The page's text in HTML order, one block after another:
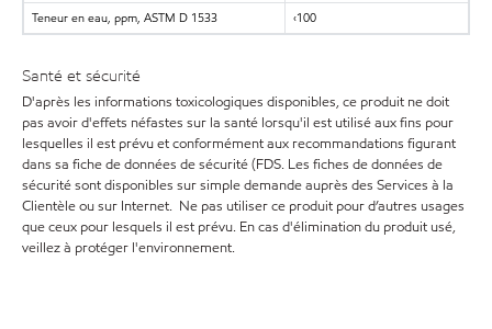
Teneur en eau, ppm, ASTM D 1533 ‹100
Santé et sécurité
D'après les informations toxicologiques disponibles, ce produit ne doit
pas avoir d'effets néfastes sur la santé lorsqu'il est utilisé aux fins pour
lesquelles il est prévu et conformément aux recommandations figurant
dans sa fiche de données de sécurité (FDS. Les fiches de données de
sécurité sont disponibles sur simple demande auprès des Services à la
Clientèle ou sur Internet. Ne pas utiliser ce produit pour d’autres usages
que ceux pour lesquels il est prévu. En cas d'élimination du produit usé,
veillez à protéger l'environnement.